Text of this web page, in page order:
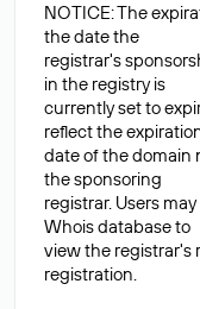
NOTICE: The
the date the
registrar's
in the registry is
currently set to
reflect the
date of the domain
the sponsoring
registrar. Users
Whois database to
view the registrar's
registration.